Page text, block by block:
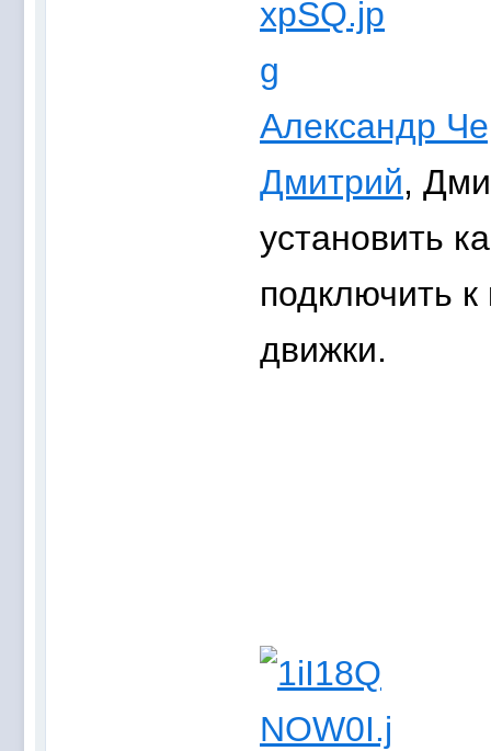
Александр
Дмитрий,
установить
подключить
движки.